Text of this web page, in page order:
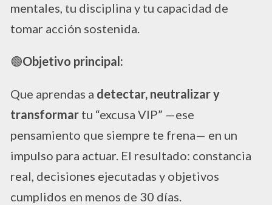
mentales, tu disciplina y tu capacidad de
tomar acción sostenida.
​🟢Objetivo principal:
Que aprendas a detectar, neutralizar y
transformar tu “excusa VIP” —ese
pensamiento que siempre te frena— en un
impulso para actuar. El resultado: constancia
real, decisiones ejecutadas y objetivos
cumplidos en menos de 30 días.